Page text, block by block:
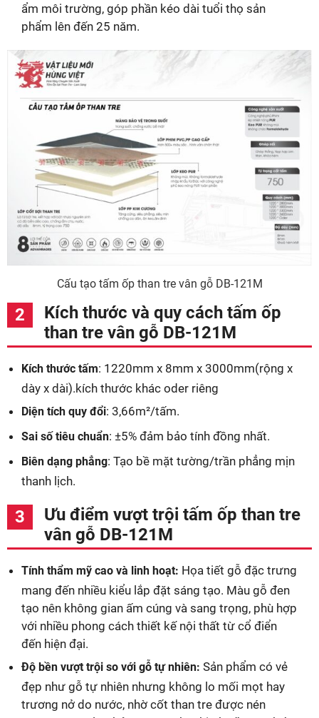
ẩm môi trường, góp phần kéo dài tuổi thọ sản
phẩm lên đến 25 năm.
Cấu tạo tấm ốp than tre vân gỗ DB-121M
Kích thước và quy cách tấm ốp
than tre vân gỗ DB-121M
Kích thước tấm: 1220mm x 8mm x 3000mm(rộng x
dày x dài).kích thước khác oder riêng
Diện tích quy đổi: 3,66m²/tấm.
Sai số tiêu chuẩn: ±5% đảm bảo tính đồng nhất.
Biên dạng phẳng: Tạo bề mặt tường/trần phẳng mịn
thanh lịch.
Ưu điểm vượt trội tấm ốp than tre
vân gỗ DB-121M
Tính thẩm mỹ cao và linh hoạt: Họa tiết gỗ đặc trưng
mang đến nhiều kiểu lắp đặt sáng tạo. Màu gỗ đen
tạo nên không gian ấm cúng và sang trọng, phù hợp
với nhiều phong cách thiết kế nội thất từ cổ điển
đến hiện đại.
Độ bền vượt trội so với gỗ tự nhiên: Sản phẩm có vẻ
đẹp như gỗ tự nhiên nhưng không lo mối mọt hay
trương nở do nước, nhờ cốt than tre được nén